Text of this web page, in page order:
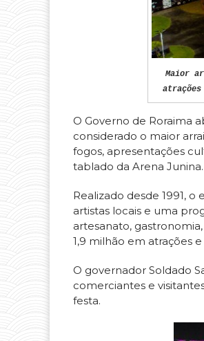
Maior
O Governo de Roraima
considerado o maior
fogos, apresentações
tablado da Arena Junina.
Realizado desde 1991, o
artistas locais e uma
artesanato,
1,9 milhão em atrações
O governador Soldado
comerciantes e
festa.